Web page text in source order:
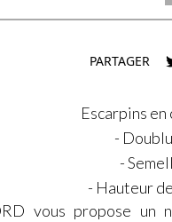
PARTAGER
Escarpins
-
-
- Hauteur
vous propose un